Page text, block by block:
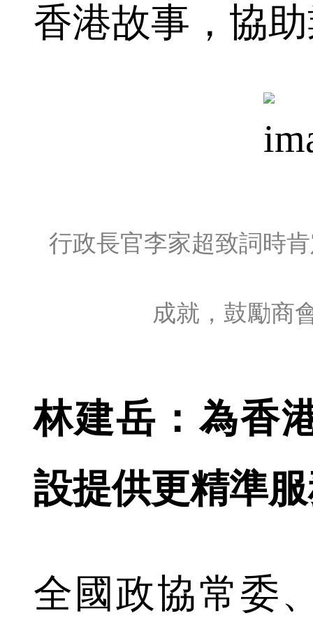
香港故事，協
行政長官李家超致詞時
成就，鼓勵商
林建岳：為香
設提供更精準
全國政協常委